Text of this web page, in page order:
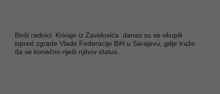
Bivši radnici Krivaje iz Zavidovića danas su se okupili
ispred zgrade Vlade Federacije BiH u Sarajevu, gdje traže
da se konačno riješi njihov status.